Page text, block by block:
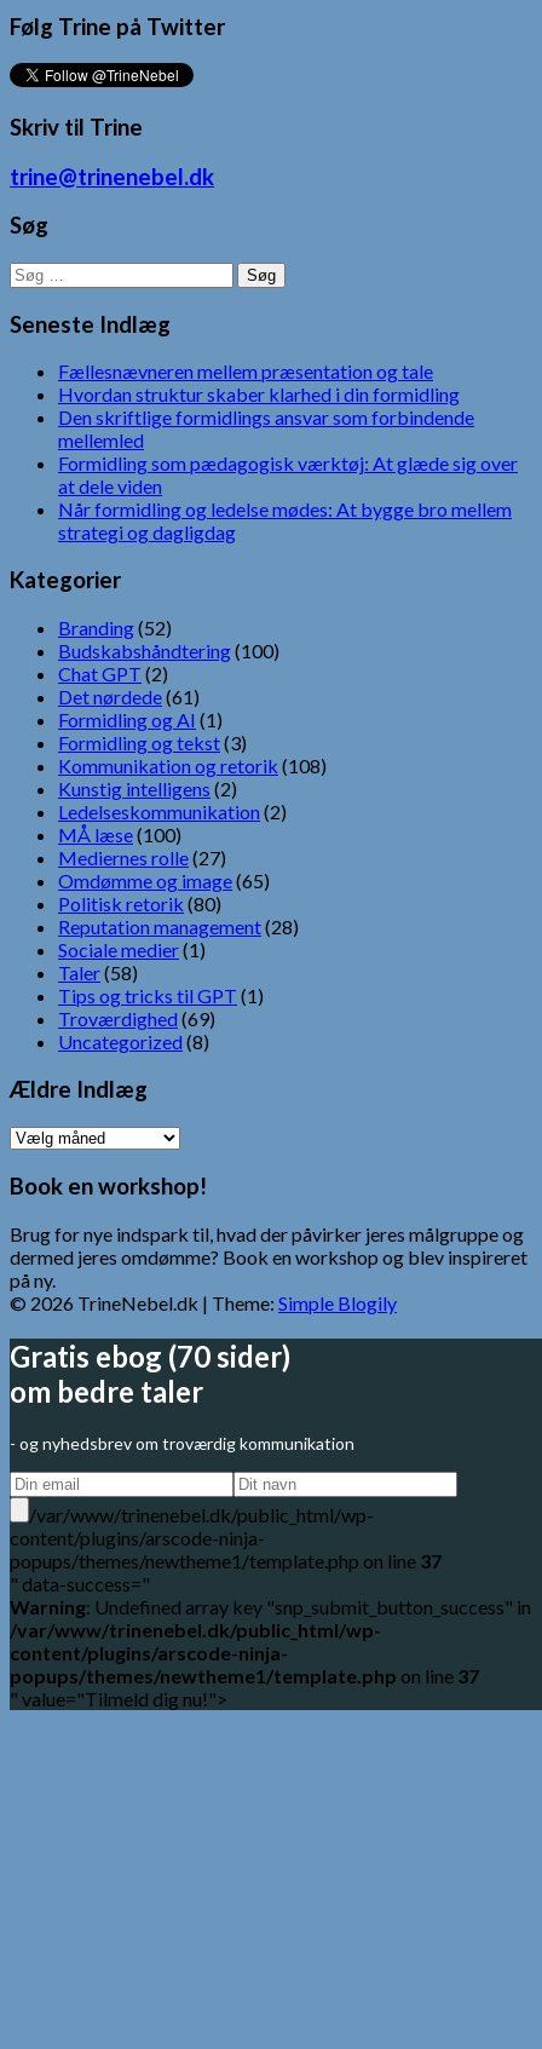
Følg Trine på Twitter
Skriv til Trine
trine@trinenebel.dk
Søg
Søg
efter:
Seneste Indlæg
Fællesnævneren mellem præsentation og tale
Hvordan struktur skaber klarhed i din formidling
Den skriftlige formidlings ansvar som forbindende
mellemled
Formidling som pædagogisk værktøj: At glæde sig over
at dele viden
Når formidling og ledelse mødes: At bygge bro mellem
strategi og dagligdag
Kategorier
Branding(52)
Budskabshåndtering(100)
Chat GPT (2)
Det nørdede(61)
Formidling og AI (1)
Formidling og tekst(3)
Kommunikation og retorik (108)
Kunstig intelligens (2)
Ledelseskommunikation (2)
MÅ læse(100)
Mediernes rolle(27)
Omdømme og image(65)
Politisk retorik (80)
Reputation management(28)
Sociale medier(1)
Taler(58)
Tips og tricks til GPT (1)
Troværdighed (69)
Uncategorized (8)
Ældre Indlæg
Ældre
Book en workshop!
Brug for nye indspark til, hvad der påvirker jeres målgruppe og
dermed jeres omdømme? Book en workshop og blev inspireret
på ny.
© 2026 TrineNebel.dk | Theme: Simple Blogily
Gratis ebog (70 sider)
om bedre taler
- og nyhedsbrev om troværdig kommunikation
/var/www/trinenebel.dk/public_html/wp-
content/plugins/arscode-ninja-
popups/themes/newtheme1/template.php on line 37
" data-success="
Warning: Undefined array key "snp_submit_button_success" in
/var/www/trinenebel.dk/public_html/wp-
content/plugins/arscode-ninja-
popups/themes/newtheme1/template.php on line 37
" value="Tilmeld dig nu!">